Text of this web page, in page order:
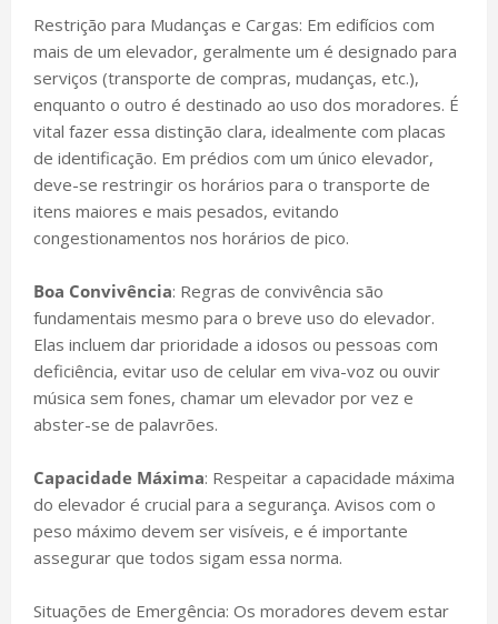
Restrição para Mudanças e Cargas: Em edifícios com
mais de um elevador, geralmente um é designado para
serviços (transporte de compras, mudanças, etc.),
enquanto o outro é destinado ao uso dos moradores. É
vital fazer essa distinção clara, idealmente com placas
de identificação. Em prédios com um único elevador,
deve-se restringir os horários para o transporte de
itens maiores e mais pesados, evitando
congestionamentos nos horários de pico.
Boa Convivência: Regras de convivência são
fundamentais mesmo para o breve uso do elevador.
Elas incluem dar prioridade a idosos ou pessoas com
deficiência, evitar uso de celular em viva-voz ou ouvir
música sem fones, chamar um elevador por vez e
abster-se de palavrões.
Capacidade Máxima: Respeitar a capacidade máxima
do elevador é crucial para a segurança. Avisos com o
peso máximo devem ser visíveis, e é importante
assegurar que todos sigam essa norma.
Situações de Emergência: Os moradores devem estar